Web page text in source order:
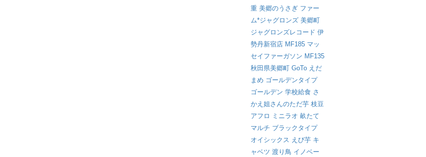
重 美郷のうさぎ ファー
ム*ジャグロンズ 美郷町
ジャグロンズレコード 伊
勢丹新宿店 MF185 マッ
セイファーガソン MF135
秋田県美郷町 GoTo えだ
まめ ゴールデンタイプ
ゴールデン 学校給食 さ
かえ姐さんのただ芋 枝豆
アフロ ミニラオ 畝たて
マルチ ブラックタイプ
オイシックス えび芋 キ
ャベツ 渡り鳥 イノベー